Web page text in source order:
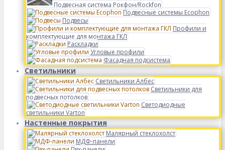
Подвесная система Рокфон/Rockfon
Подвесные системы Ecophon
Подвесы
Профили и
комплектующие для монтажа ГКЛ
Раскладки
Угловые профили
Фасадная подсистема
Светильники
Светильники Албес
Светильники для
подвесных потолков
Светодиодные
светильники Varton
Настенные покрытия
Малярный стеклохолст
МДФ-панели